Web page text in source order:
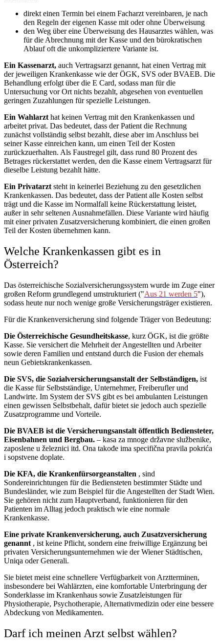
direkt einen Termin bei einem Facharzt vereinbaren, je nach
den Regeln der eigenen Kasse mit oder ohne Überweisung
den Weg über eine Überweisung des Hausarztes wählen, was
für die Abrechnung mit der Kasse und den bürokratischen
Ablauf oft die unkompliziertere Variante ist.
Ein Kassenarzt, auch Vertragsarzt genannt, hat einen Vertrag mit
der jeweiligen Krankenkasse wie der ÖGK, SVS oder BVAEB. Die
Behandlung erfolgt über die E Card, sodass man für die
Untersuchung vor Ort nichts bezahlt, abgesehen von eventuellen
geringen Zuzahlungen für spezielle Leistungen.
Ein Wahlarzthat keinen Vertrag mit den Krankenkassen und
arbeitet privat. Das bedeutet, dass der Patient die Rechnung
zunächst vollständig selbst bezahlt, diese aber im Anschluss bei
seiner Kasse einreichen kann, um einen Teil der Kosten
zurückzuerhalten. Als Faustregel gilt, dass rund 80 Prozent des
Betrages rückerstattet werden, den die Kasse einem Vertragsarzt für
dieselbe Leistung bezahlt hätte.
Ein Privatarztsteht in keinerlei Beziehung zu den gesetzlichen
Krankenkassen. Das bedeutet, dass der Patient alle Kosten selbst
trägt und die Kasse im Normalfall keine Rückerstattung leistet,
außer in sehr seltenen Ausnahmefällen. Diese Variante wird häufig
mit einer privaten Zusatzversicherung kombiniert, die einen großen
Teil der Kosten übernehmen kann.
Welche Krankenkassen gibt es in
Österreich?
Das österreichische Sozialversicherungssystem wurde im Zuge einer
großen Reform grundlegend umstrukturiert ("Aus 21 werden 5"),
sodass heute nur noch wenige große Versicherungsträger existieren.
Für die Krankenversicherung sind folgende Träger von Bedeutung:
Die Österreichische Gesundheitskasse, kurz ÖGK, ist die größte
Kasse. Sie versichert die Mehrheit der Angestellten und Arbeiter
sowie deren Familien und entstand durch die Fusion der ehemals
neun Gebietskrankenkassen.
Die SVS, die Sozialversicherungsanstalt der Selbständigen, ist
die Kasse für Selbstständige, Unternehmer, Freiberufler und
Landwirte. Im System der SVS gibt es bei ambulanten Leistungen
einen gewissen Selbstbehalt, dafür bietet sie jedoch auch spezielle
Zusatzprogramme und Vorteile.
Die BVAEB ist die Versicherungsanstalt öffentlich Bediensteter,
Eisenbahnen und Bergbau. – kasa za mnoge državne službenike,
zaposlene u železnici itd. Ona takođe ima specifična pravila pokrića
i sopstvene doplate.
Die KFA, die Krankenfürsorgeanstalten , sind
Sondereinrichtungen für die Bediensteten bestimmter Städte und
Bundesländer, wie zum Beispiel für die Angestellten der Stadt Wien.
Sie gehören nicht zum Hauptverband, funktionieren für den
Patienten im Alltag jedoch praktisch wie eine normale
Krankenkasse.
Eine private Krankenversicherung, auch Zusatzversicherung
genannt , ist keine Pflicht, sondern eine freiwillige Ergänzung bei
privaten Versicherungsunternehmen wie der Wiener Städtischen,
Uniqa oder Generali.
Sie bietet meist eine schnellere Verfügbarkeit von Arztterminen,
insbesondere bei Wahlärzten, eine komfortable Unterbringung der
Sonderklasse im Krankenhaus sowie Zusatzleistungen für
Physiotherapie, Psychotherapie, Alternativmedizin oder eine bessere
Abdeckung von Medikamenten.
Darf ich meinen Arzt selbst wählen?